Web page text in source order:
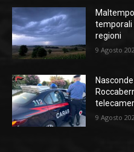
temporali
regioni
9 Agosto
9 Agosto